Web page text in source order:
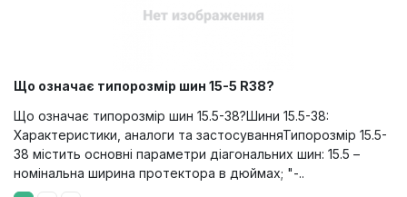
Що означає типорозмір шин 15-5 R38?
Що означає типорозмір шин 15.5-38?Шини 15.5-38:
Характеристики, аналоги та застосуванняТипорозмір 15.5-
38 містить основні параметри діагональних шин: 15.5 –
номінальна ширина протектора в дюймах; "-..